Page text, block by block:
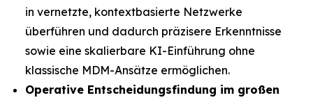
in vernetzte, kontextbasierte Netzwerke
überführen und dadurch präzisere Erkenntnisse
sowie eine skalierbare KI-Einführung ohne
klassische MDM-Ansätze ermöglichen.
Operative Entscheidungsfindung im großen